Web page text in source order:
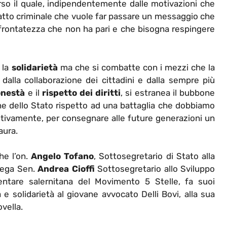
il quale, indipendentemente dalle motivazioni che
criminale che vuole far passare un messaggio che
che non ha pari e che bisogna respingere
solidarietàma che si combatte con i mezzi che la
collaborazione dei cittadini e dalla sempre più
e il rispetto dei diritti, si estranea il bubbone
dello Stato rispetto ad una battaglia che dobbiamo
per consegnare alle future generazioni un
l’on. Angelo Tofano, Sottosegretario di Stato alla
Sen. Andrea Cioffi Sottosegretario allo Sviluppo
salernitana del Movimento 5 Stelle, fa suoi
solidarietà al giovane avvocato Delli Bovi, alla sua